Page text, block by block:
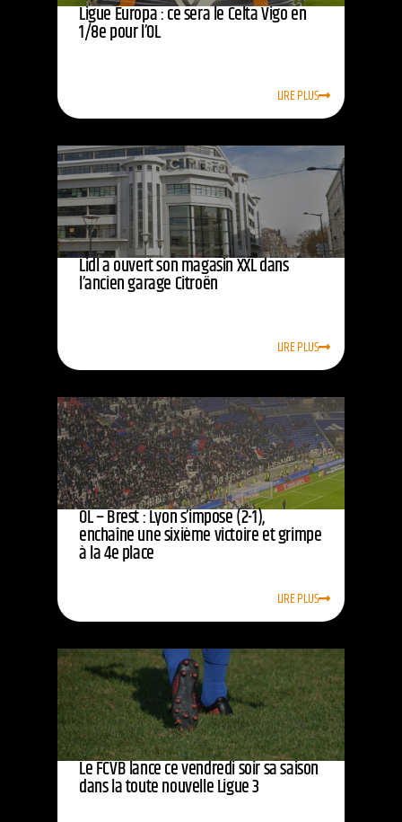
Ligue Europa : ce sera le Celta Vigo en
1/8e pour l’OL
LIRE PLUS
Lidl a ouvert son magasin XXL dans
l’ancien garage Citroën
LIRE PLUS
OL – Brest : Lyon s’impose (2-1),
enchaîne une sixième victoire et grimpe
à la 4e place
LIRE PLUS
Le FCVB lance ce vendredi soir sa saison
dans la toute nouvelle Ligue 3